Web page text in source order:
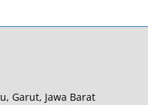
Garut, Jawa Barat